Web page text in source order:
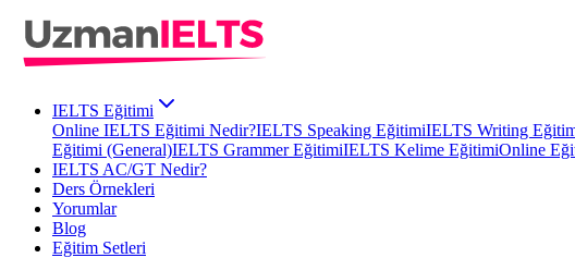
IELTS Eğitimi
Online IELTS Eğitimi Nedir?IELTS Speaking EğitimiIELTS Writing
Eğitimi (General)IELTS Grammer EğitimiIELTS Kelime EğitimiOnline
IELTS AC/GT Nedir?
Ders Örnekleri
Yorumlar
Blog
Eğitim Setleri